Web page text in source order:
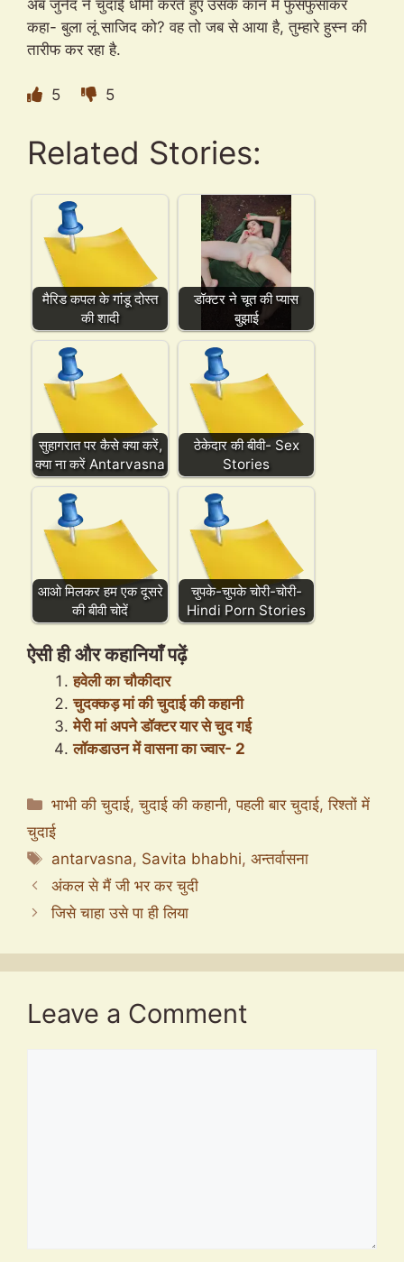
अब जुनैद ने चुदाई धीमी करते हुए उसके कान में फुसफुसाकर
कहा- बुला लूं साजिद को? वह तो जब से आया है, तुम्हारे हुस्न की
तारीफ कर रहा है.
5 5
Related Stories:
मैरिड कपल के गांडू दोस्त
की शादी
डॉक्टर ने चूत की प्यास
बुझाई
सुहागरात पर कैसे क्या करें,
क्या ना करें Antarvasna
ठेकेदार की बीवी- Sex
Stories
आओ मिलकर हम एक दूसरे
की बीवी चोदें
चुपके-चुपके चोरी-चोरी-
Hindi Porn Stories
ऐसी ही और कहानियाँ पढ़ें
हवेली का चौकीदार
चुदक्कड़ मां की चुदाई की कहानी
मेरी मां अपने डॉक्टर यार से चुद गई
लॉकडाउन में वासना का ज्वार- 2
Categories
भाभी की चुदाई,चुदाई की कहानी,पहली बार चुदाई,रिश्तों में
चुदाई
Tags
antarvasna, Savita bhabhi,अन्तर्वासना
अंकल से मैं जी भर कर चुदी
जिसे चाहा उसे पा ही लिया
Leave a Comment